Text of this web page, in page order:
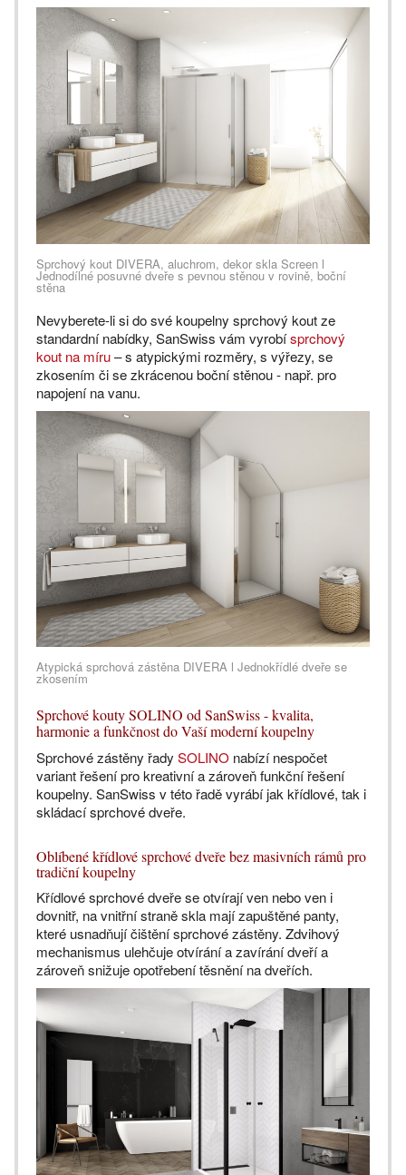
Sprchový kout DIVERA, aluchrom, dekor skla Screen l
Jednodílné posuvné dveře s pevnou stěnou v rovině, boční
stěna
Nevyberete-li si do své koupelny sprchový kout ze
standardní nabídky, SanSwiss vám vyrobísprchový
kout na míru– s atypickými rozměry, s výřezy, se
zkosením či se zkrácenou boční stěnou - např. pro
napojení na vanu.
Atypická sprchová zástěna DIVERA l Jednokřídlé dveře se
zkosením
Sprchové kouty SOLINO od SanSwiss - kvalita,
harmonie a funkčnost do Vaší moderní koupelny
Sprchové zástěny řady SOLINO nabízí nespočet
variant řešení pro kreativní a zároveň funkční řešení
koupelny. SanSwiss v této řadě vyrábí jak křídlové, tak i
skládací sprchové dveře.
Oblíbené křídlové sprchové dveře bez masivních rámů pro
tradiční koupelny
Křídlové sprchové dveře se otvírají ven nebo ven i
dovnitř, na vnitřní straně skla mají zapuštěné panty,
které usnadňují čištění sprchové zástěny. Zdvihový
mechanismus ulehčuje otvírání a zavírání dveří a
zároveň snižuje opotřebení těsnění na dveřích.